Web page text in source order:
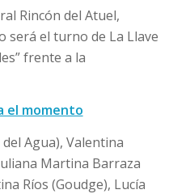
Rincón del Atuel,
será el turno de La Llave
frente a la
el momento
Agua), Valentina
Martina Barraza
Ríos (Goudge), Lucía